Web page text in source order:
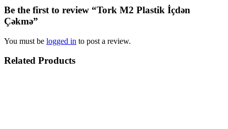
Be the first to review “Tork M2 Plastik İçdən
Çəkmə”
You must be logged in to post a review.
Related Products